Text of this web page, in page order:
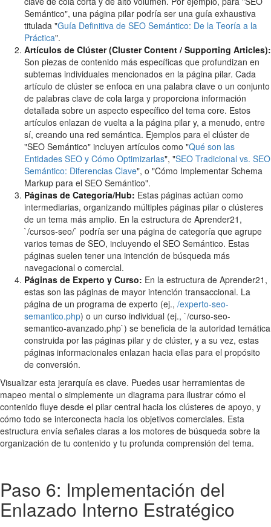
Semántico", una página pilar podría ser una guía exhaustiva
titulada "Guía Definitiva de SEO Semántico: De la Teoría a la
Práctica".
Artículos de Clúster (Cluster Content / Supporting Articles):
Son piezas de contenido más específicas que profundizan en
subtemas individuales mencionados en la página pilar. Cada
artículo de clúster se enfoca en una palabra clave o un conjunto
de palabras clave de cola larga y proporciona información
detallada sobre un aspecto específico del tema core. Estos
artículos enlazan de vuelta a la página pilar y, a menudo, entre
sí, creando una red semántica. Ejemplos para el clúster de
"SEO Semántico" incluyen artículos como "Qué son las
Entidades SEO y Cómo Optimizarlas", "SEO Tradicional vs. SEO
Semántico: Diferencias Clave", o "Cómo Implementar Schema
Markup para el SEO Semántico".
Páginas de Categoría/Hub: Estas páginas actúan como
intermediarias, organizando múltiples páginas pilar o clústeres
de un tema más amplio. En la estructura de Aprender21,
`/cursos-seo/` podría ser una página de categoría que agrupe
varios temas de SEO, incluyendo el SEO Semántico. Estas
páginas suelen tener una intención de búsqueda más
navegacional o comercial.
Páginas de Experto y Curso: En la estructura de Aprender21,
estas son las páginas de mayor intención transaccional. La
página de un programa de experto (ej., /experto-seo-
semantico.php) o un curso individual (ej., `/curso-seo-
semantico-avanzado.php`) se beneficia de la autoridad temática
construida por las páginas pilar y de clúster, y a su vez, estas
páginas informacionales enlazan hacia ellas para el propósito
de conversión.
Visualizar esta jerarquía es clave. Puedes usar herramientas de
mapeo mental o simplemente un diagrama para ilustrar cómo el
contenido fluye desde el pilar central hacia los clústeres de apoyo, y
cómo todo se interconecta hacia los objetivos comerciales. Esta
estructura envía señales claras a los motores de búsqueda sobre la
organización de tu contenido y tu profunda comprensión del tema.
Paso 6: Implementación del
Enlazado Interno Estratégico